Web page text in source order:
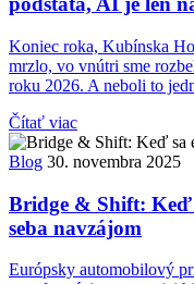
Koniec roka, Kubínska
mrzlo, vo vnútri sme
roku 2026. A neboli to
Čítať viac
Blog 30. novembra 2025
Bridge & Shift: Keď
seba navzájom
Európsky automobilový